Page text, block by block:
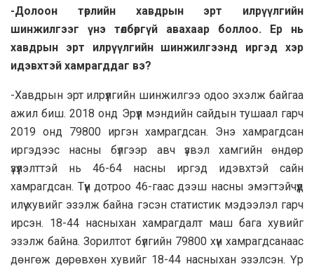
-Долоон төрлийн хавдрын эрт илрүүлгийн
шинжилгээг үнэ төлбөргүй авахаар боллоо. Ер нь
хавдрын эрт илрүүлгийн шинжилгээнд иргэд хэр
идэвхтэй хамрагддаг вэ?
-Хавдрын эрт илрүүлгийн шинжилгээ одоо эхэлж байгаа
ажил биш. 2018 онд Эрүүл мэндийн сайдын тушаал гарч
2019 онд 79800 иргэн хамрагдсан. Энэ хамрагдсан
иргэдээс насны бүлгээр авч үзвэл хамгийн өндөр
үзүүлэлттэй нь 46-64 насны иргэд идэвхтэй сайн
хамрагдсан. Түүн дотроо 46-гаас дээш насны эмэгтэйчүүд
илүү хувийг эзэлж байна гэсэн статистик мэдээлэл гарч
ирсэн. 18-44 насныхан хамрагдалт маш бага хувийг
эзэлж байна. Зорилтот бүлгийн 79800 хүн хамрагдсанаас
дөнгөж дөрөвхөн хувийг 18-44 насныхан эзэлсэн. Үр